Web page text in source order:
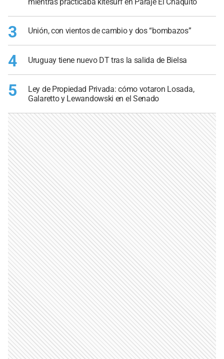
3 Unión, con vientos de cambio y dos “bombazos”
4 Uruguay tiene nuevo DT tras la salida de Bielsa
5
Ley de Propiedad Privada: cómo votaron Losada,
Galaretto y Lewandowski en el Senado